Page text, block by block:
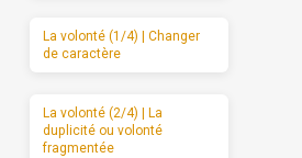
La volonté (1/4) | Changer
de caractère
La volonté (2/4) | La
duplicité ou volonté
fragmentée